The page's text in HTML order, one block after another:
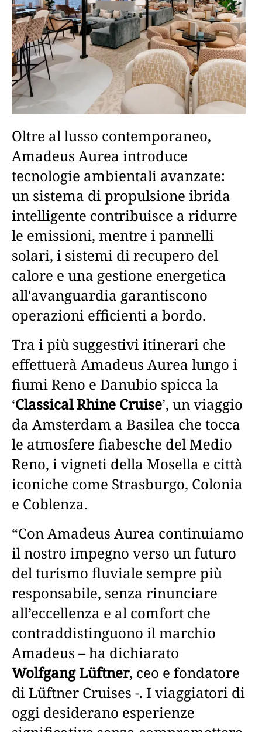
Oltre al lusso contemporaneo,
Amadeus Aurea introduce
tecnologie ambientali avanzate:
un sistema di propulsione ibrida
intelligente contribuisce a ridurre
le emissioni, mentre i pannelli
solari, i sistemi di recupero del
calore e una gestione energetica
all'avanguardia garantiscono
operazioni efficienti a bordo.
Tra i più suggestivi itinerari che
effettuerà Amadeus Aurea lungo i
fiumi Reno e Danubio spicca la
‘Classical Rhine Cruise’, un viaggio
da Amsterdam a Basilea che tocca
le atmosfere fiabesche del Medio
Reno, i vigneti della Mosella e città
iconiche come Strasburgo, Colonia
e Coblenza.
“Con Amadeus Aurea continuiamo
il nostro impegno verso un futuro
del turismo fluviale sempre più
responsabile, senza rinunciare
all’eccellenza e al comfort che
contraddistinguono il marchio
Amadeus – ha dichiarato
Wolfgang Lüftner, ceo e fondatore
di Lüftner Cruises -. I viaggiatori di
oggi desiderano esperienze